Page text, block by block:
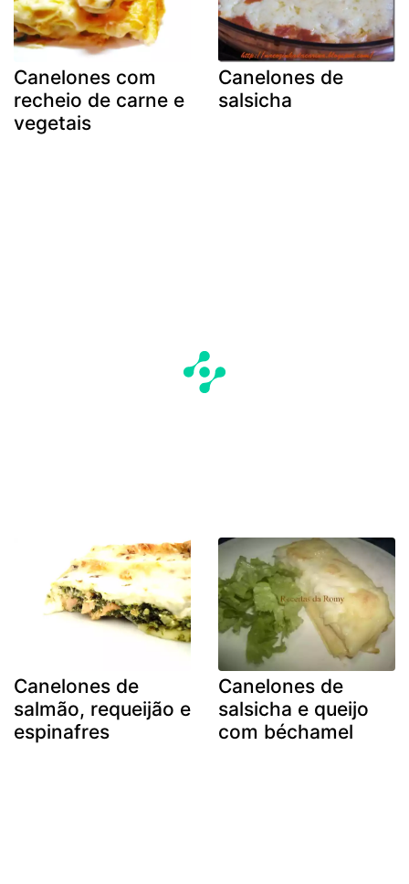
Canelones com
recheio de carne e
vegetais
Canelones de
salsicha
Canelones de
salmão, requeijão e
espinafres
Canelones de
salsicha e queijo
com béchamel